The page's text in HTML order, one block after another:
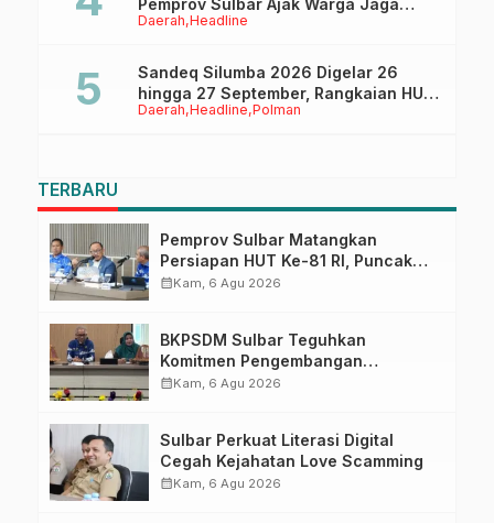
Daerah Headline
Pemprov Sulbar Ajak Warga Jaga
Ruang Digital
Daerah Headline Polman
Sandeq Silumba 2026 Digelar 26
hingga 27 September, Rangkaian HUT
Sulbar
TERBARU
Pemprov Sulbar Matangkan
Persiapan HUT Ke-81 RI, Puncak
Upacara di Lapangan Ahmad
calendar_monthKam, 6 Agu 2026
BKPSDM Sulbar Teguhkan
Komitmen Pengembangan
Kompetensi ASN melalui
calendar_monthKam, 6 Agu 2026
Sulbar Perkuat Literasi Digital
Cegah Kejahatan Love Scamming
calendar_monthKam, 6 Agu 2026